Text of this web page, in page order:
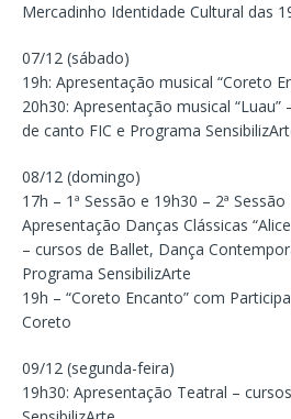
Mercadinho Identidade Cultural das
07/12 (sábado)
19h: Apresentação musical “Coreto
20h30: Apresentação musical “Luau”
de canto FIC e Programa
08/12 (domingo)
17h – 1ª Sessão e 19h30 – 2ª Sessão
Apresentação Danças Clássicas
– cursos de Ballet, Dança
Programa SensibilizArte
19h – “Coreto Encanto” com
Coreto
09/12 (segunda-feira)
19h30: Apresentação Teatral –